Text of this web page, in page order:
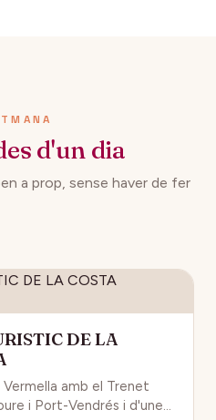
d'un dia
a prop, sense haver de fer
DE LA
amb el Trenet
i Port-Vendrés i d'unes